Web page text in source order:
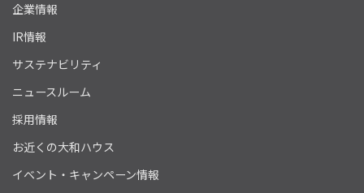
企業情報
IR情報
サステナビリティ
ニュースルーム
採用情報
お近くの大和ハウス
イベント・キャンペーン情報